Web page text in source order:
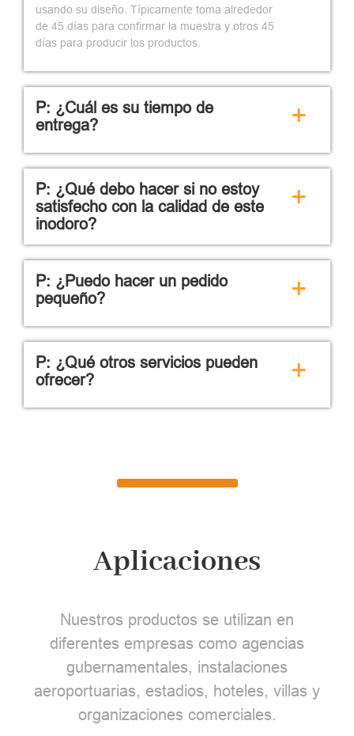
usando su diseño. Típicamente toma alrededor
de 45 días para confirmar la muestra y otros 45
días para producir los productos.
P: ¿Cuál es su tiempo de
entrega?
+
P: ¿Qué debo hacer si no estoy
satisfecho con la calidad de este
inodoro?
+
P: ¿Puedo hacer un pedido
pequeño?
+
P: ¿Qué otros servicios pueden
ofrecer?
+
Aplicaciones
Nuestros productos se utilizan en
diferentes empresas como agencias
gubernamentales, instalaciones
aeroportuarias, estadios, hoteles, villas y
organizaciones comerciales.